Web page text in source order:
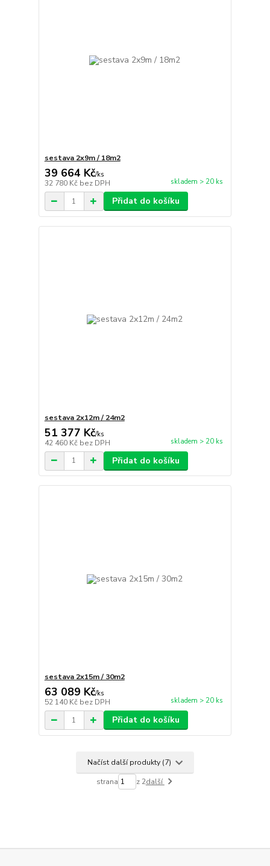
sestava 2x9m / 18m2
39 664 Kč/ks
32 780 Kč bez DPH skladem > 20 ks
Přidat do košíku
sestava 2x12m / 24m2
51 377 Kč/ks
42 460 Kč bez DPH skladem > 20 ks
Přidat do košíku
sestava 2x15m / 30m2
63 089 Kč/ks
52 140 Kč bez DPH skladem > 20 ks
Přidat do košíku
Načíst další produkty (7)
strana z 2další